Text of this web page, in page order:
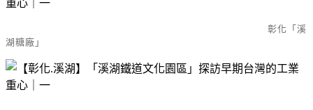
彰化「溪
湖糖廠」